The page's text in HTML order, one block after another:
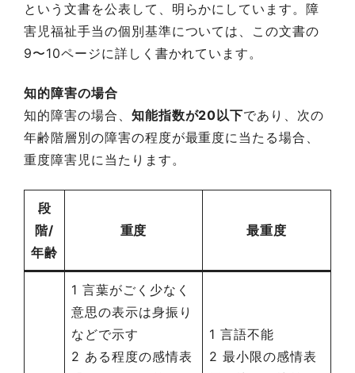
という文書を公表して、明らかにしています。障
害児福祉手当の個別基準については、この文書の
9〜10ページに詳しく書かれています。
知的障害の場合
知的障害の場合、 知能指数が20以下であり、次の
年齢階層別の障害の程度が最重度に当たる場合、
重度障害児に当たります。
段
階/
年齢
重度 最重度
1 言葉がごく少なく
意思の表示は身振り
などで示す
2 ある程度の感情表
1 言語不能
2 最小限の感情表